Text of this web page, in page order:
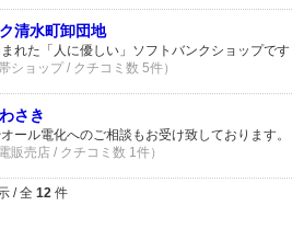
清水町卸団地
れた「人に優しい」ソフトバンクショップです
ショップ / クチコミ数 5件）
さき
ール電化へのご相談もお受け致しております。
販売店 / クチコミ数 1件）
/ 全 12 件